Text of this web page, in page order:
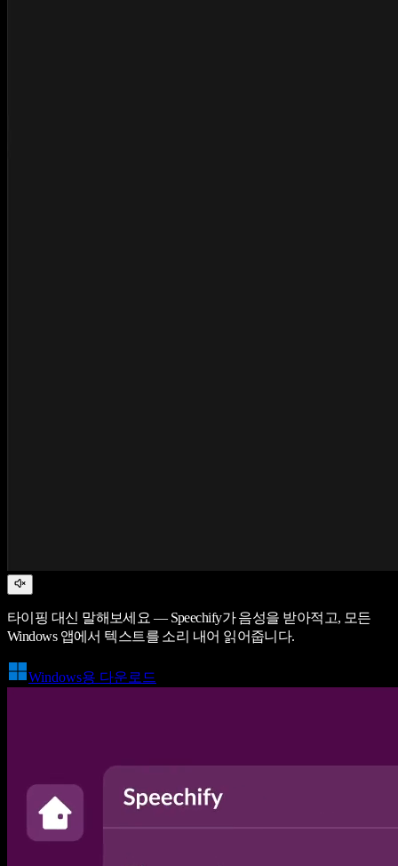
타이핑 대신 말해보세요 — Speechify가 음성을 받아적고, 모든
Windows 앱에서 텍스트를 소리 내어 읽어줍니다.
Windows용 다운로드